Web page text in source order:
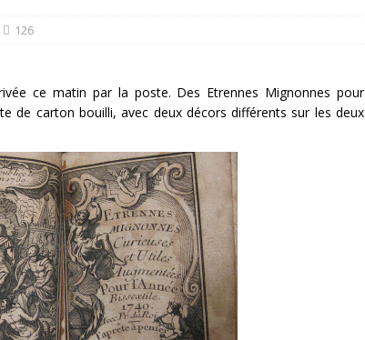
126
ce matin par la poste. Des Etrennes Mignonnes pour
de carton bouilli, avec deux décors différents sur les deux